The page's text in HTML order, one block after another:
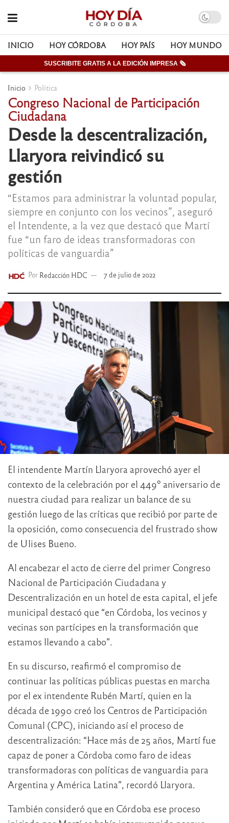
INICIO HOY CÓRDOBA HOY PAÍS HOY MUNDO
SUSCRIBITE GRATIS A LA EDICIÓN IMPRESA 🗞
Inicio Política
Congreso Nacional de Participación
Ciudadana
Desde la descentralización,
Llaryora reivindicó su
gestión
“Estamos para administrar la voluntad popular,
siempre en conjunto con los vecinos”, aseguró
el Intendente, a la vez que destacó que Martí
fue “un faro de ideas transformadoras con
políticas de vanguardia”
Por Redacción HDC 7 de julio de 2022
El intendente Martín Llaryora aprovechó ayer el
contexto de la celebración por el 449º aniversario de
nuestra ciudad para realizar un balance de su
gestión luego de las críticas que recibió por parte de
la oposición, como consecuencia del frustrado show
de Ulises Bueno.
Al encabezar el acto de cierre del primer Congreso
Nacional de Participación Ciudadana y
Descentralización en un hotel de esta capital, el jefe
municipal destacó que “en Córdoba, los vecinos y
vecinas son partícipes en la transformación que
estamos llevando a cabo”.
En su discurso, reafirmó el compromiso de
continuar las políticas públicas puestas en marcha
por el ex intendente Rubén Martí, quien en la
década de 1990 creó los Centros de Participación
Comunal (CPC), iniciando así el proceso de
descentralización: “Hace más de 25 años, Martí fue
capaz de poner a Córdoba como faro de ideas
transformadoras con políticas de vanguardia para
Argentina y América Latina”, recordó Llaryora.
También consideró que en Córdoba ese proceso